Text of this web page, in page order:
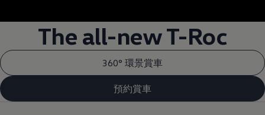
The all-new T-Roc
360° 環景賞車
預約賞車